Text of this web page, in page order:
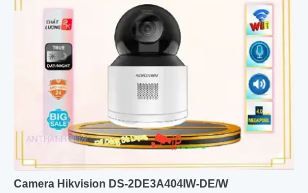
Camera Hikvision DS-2DE3A404IW-DE/W